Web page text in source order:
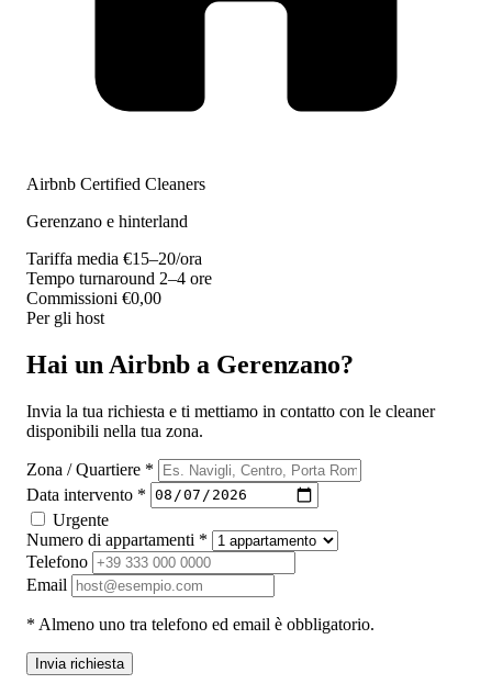
Airbnb Certified Cleaners
Gerenzano e hinterland
Tariffa media €15–20/ora
Tempo turnaround 2–4 ore
Commissioni €0,00
Per gli host
Hai un Airbnb a Gerenzano?
Invia la tua richiesta e ti mettiamo in contatto con le cleaner
disponibili nella tua zona.
Zona / Quartiere *
Data intervento *
Urgente
Numero di appartamenti *
Telefono
Email
* Almeno uno tra telefono ed email è obbligatorio.
Invia richiesta